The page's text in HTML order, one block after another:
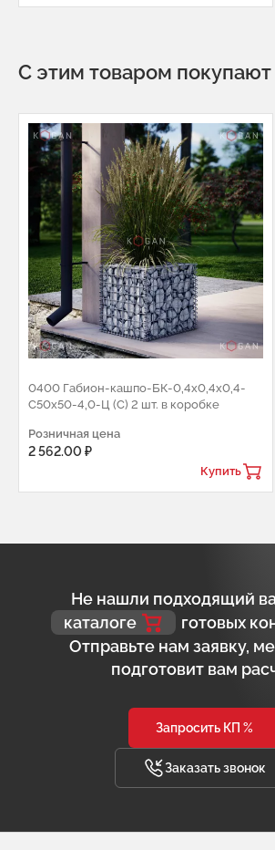
С этим товаром покупают
0400 Габион-кашпо-БК-0,4х0,4х0,4-
С50х50-4,0-Ц (С) 2 шт. в коробке
Розничная цена
2 562.00 ₽
Купить
Не нашли подходящий
каталоге
готовых
Отправьте нам заявку,
подготовит вам
Запросить КП %
Заказать звонок